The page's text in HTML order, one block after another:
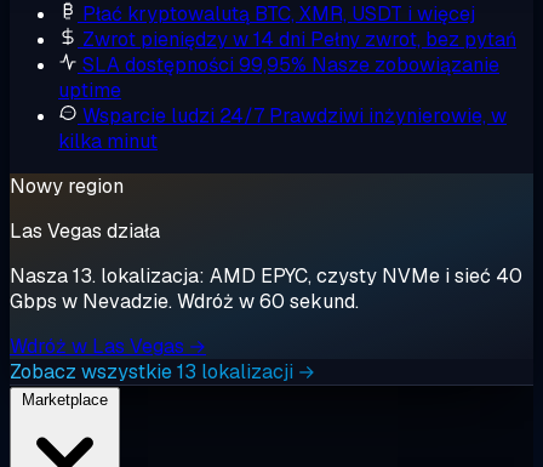
Płać kryptowalutą BTC, XMR, USDT i więcej
Zwrot pieniędzy w 14 dni Pełny zwrot, bez pytań
SLA dostępności 99,95% Nasze zobowiązanie
uptime
Wsparcie ludzi 24/7 Prawdziwi inżynierowie, w
kilka minut
Nowy region
Las Vegas działa
Nasza 13. lokalizacja: AMD EPYC, czysty NVMe i sieć 40
Gbps w Nevadzie. Wdróż w 60 sekund.
Wdróż w Las Vegas →
Zobacz wszystkie 13 lokalizacji →